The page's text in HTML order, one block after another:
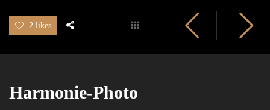
2 likes
Harmonie-Photo